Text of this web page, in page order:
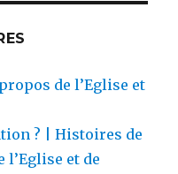
de l’Eglise et
? | Histoires de
l’Eglise et de